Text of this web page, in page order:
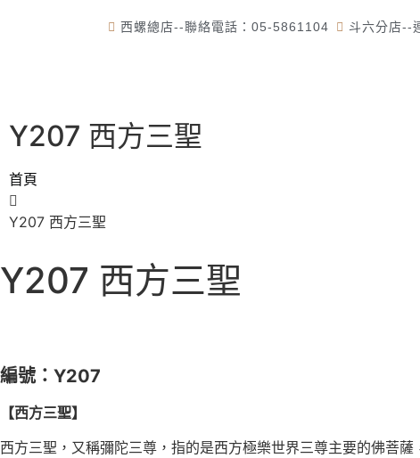
西螺總店--聯絡電話：05-5861104 斗六分店--
Y207 西方三聖
首頁
Y207 西方三聖
Y207 西方三聖
編號：Y207
【西方三聖】
西方三聖，又稱彌陀三尊，指的是西方極樂世界三尊主要的佛菩